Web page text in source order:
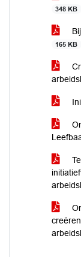
348 KB
165 KB